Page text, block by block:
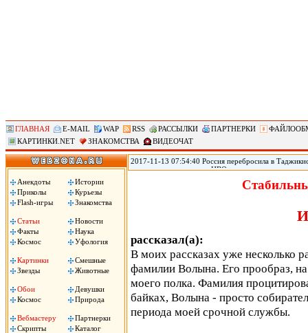
ГЛАВНАЯ E-MAIL WAP RSS РАССЫЛКИ ПАРТНЕРКИ
КАРТИНКИ.NET
ЗНАКОМСТВА ВИДЕОЧАТ
Анекдоты
Истории
Приколы
Курьезы
Flash-игры
Знакомства
Статьи
Новости
Факты
Наука
Космос
Уфология
Картинки
Смешные
Звезды
Животные
Обои
Девушки
Космос
Природа
Вебмастеру
Партнерки
Скрипты
Каталог
2017-11-13 07:54:40 Россия перебросила в
самолетов и вертолетов ЦВО на
вертолетов Центрального военного округа
рассказал(а):
В моих рассказах уже несколько
фамилии Волына. Его прообраз,
моего полка. Фамилия
байках, Волына - просто
периода моей срочной службы.